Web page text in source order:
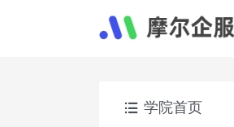
学院首页